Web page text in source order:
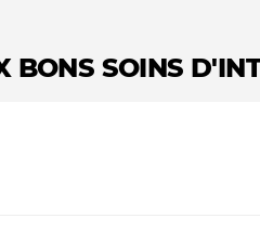
BONS SOINS